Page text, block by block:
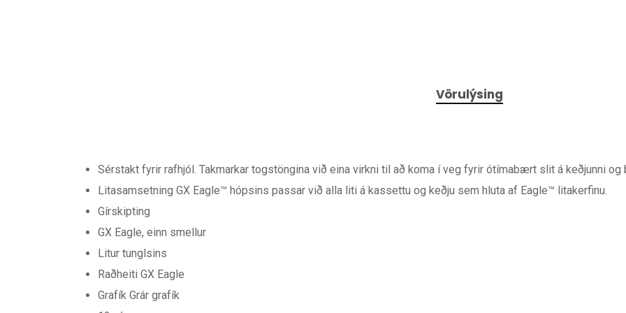
Vörulýsing
Sérstakt fyrir rafhjól. Takmarkar togstöngina við eina virkni til að koma í veg fyrir ótímabært slit á keðjunni og
Litasamsetning GX Eagle™ hópsins passar við alla liti á kassettu og keðju sem hluta af Eagle™ litakerfinu.
Gírskipting
GX Eagle, einn smellur
Litur tunglsins
Raðheiti GX Eagle
Grafík Grár grafík